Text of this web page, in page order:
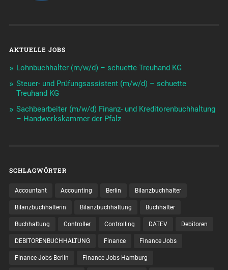
AKTUELLE JOBS
Lohnbuchhalter (m/w/d) – schuette Treuhand KG
Steuer- und Prüfungsassistent (m/w/d) – schuette
Treuhand KG
Sachbearbeiter (m/w/d) Finanz- und Kreditorenbuchhaltung
– Handwerkskammer der Pfalz
SCHLAGWÖRTER
Accountant Accounting Berlin Bilanzbuchhalter
Bilanzbuchhalterin Bilanzbuchhaltung Buchhalter
Buchhaltung Controller Controlling DATEV Debitoren
DEBITORENBUCHHALTUNG Finance Finance Jobs
Finance Jobs Berlin Finance Jobs Hamburg